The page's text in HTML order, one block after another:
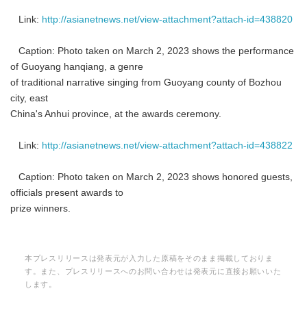
Link: http://asianetnews.net/view-attachment?attach-id=438820
Caption: Photo taken on March 2, 2023 shows the performance
of Guoyang hanqiang, a genre
of traditional narrative singing from Guoyang county of Bozhou
city, east
China's Anhui province, at the awards ceremony.
Link: http://asianetnews.net/view-attachment?attach-id=438822
Caption: Photo taken on March 2, 2023 shows honored guests,
officials present awards to
prize winners.
本プレスリリースは発表元が入力した原稿をそのまま掲載しておりま
す。また、プレスリリースへのお問い合わせは発表元に直接お願いいた
します。